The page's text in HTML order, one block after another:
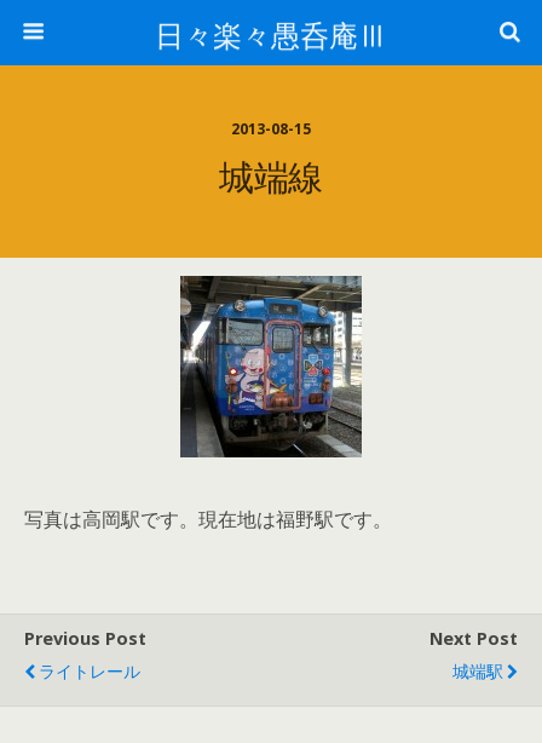
日々楽々愚呑庵Ⅲ
2013-08-15
城端線
写真は高岡駅です。現在地は福野駅です。
Previous Post
ライトレール
Next Post
城端駅